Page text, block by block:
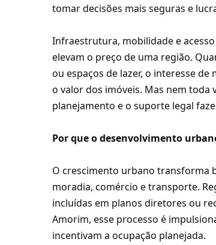
tomar decisões mais seguras e
Infraestrutura, mobilidade e
elevam o preço de uma região.
ou espaços de lazer, o interesse
o valor dos imóveis. Mas nem toda
planejamento e o suporte legal
Por que o desenvolvimento
O crescimento urbano transforma
moradia, comércio e transporte.
incluídas em planos diretores ou
Amorim, esse processo é
incentivam a ocupação planejada.